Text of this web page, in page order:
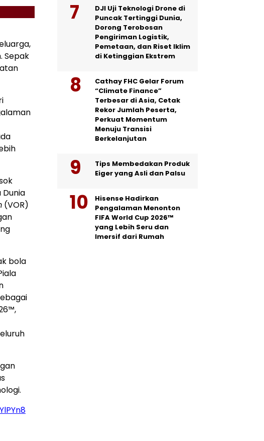
Sepak
Dunia
(VOR)
bola
DJI Uji Teknologi Drone di
Puncak Tertinggi Dunia,
Dorong Terobosan
Pengiriman Logistik,
Pemetaan, dan Riset Iklim
di Ketinggian Ekstrem
Cathay FHC Gelar Forum
“Climate Finance”
Terbesar di Asia, Cetak
Rekor Jumlah Peserta,
Perkuat Momentum
Menuju Transisi
Berkelanjutan
Tips Membedakan Produk
Eiger yang Asli dan Palsu
Hisense Hadirkan
Pengalaman Menonton
FIFA World Cup 2026™
yang Lebih Seru dan
Imersif dari Rumah